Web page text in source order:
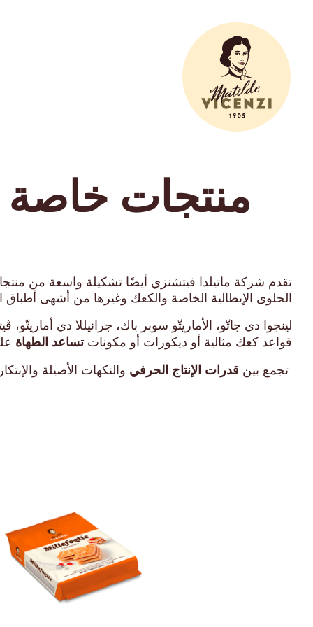
منتجات خاصة
تقدم شركة ماتيلدا فيتشنزي أيضًا تشكيلة واسعة من
الحلوى الإيطالية الخاصة والكعك وغيرها من أشهى
لينجوا دي جاتّو، الأماريتّو سوبر باك، جرانيللا دي
قواعد كعك مثالية أو ديكورات أو مكوناتتساعد الطهاة
تجمع بين قدرات الإنتاج الحرفي والنكهات الأصيلة